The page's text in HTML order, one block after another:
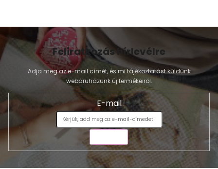
Feliratkozás hírlevélre
Adja meg az e-mail címét, és mi tájékoztatást küldünk
webáruházunk új termékeiről.
E-mail